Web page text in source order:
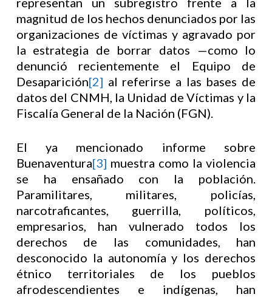
magnitud de los hechos denunciados por las
organizaciones de víctimas y agravado por
la estrategia de borrar datos —como lo
denunció recientemente el Equipo de
Desaparición[2] al referirse a las bases de
datos del CNMH, la Unidad de Víctimas y la
Fiscalía General de la Nación (FGN).
El ya mencionado informe sobre
Buenaventura[3] muestra como la violencia
se ha ensañado con la población.
Paramilitares, militares, policías,
narcotraficantes, guerrilla, políticos,
empresarios, han vulnerado todos los
derechos de las comunidades, han
desconocido la autonomía y los derechos
étnico territoriales de los pueblos
afrodescendientes e indígenas, han